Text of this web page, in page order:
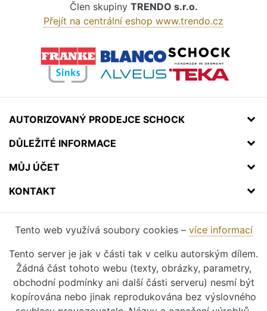
Člen skupiny TRENDO s.r.o.
Přejít na centrální eshop www.trendo.cz
AUTORIZOVANÝ PRODEJCE SCHOCK
DŮLEŽITÉ INFORMACE
MŮJ ÚČET
KONTAKT
Tento web využívá soubory cookies – více informací
Tento server je jak v části tak v celku autorským dílem.
Žádná část tohoto webu (texty, obrázky, parametry,
obchodní podmínky ani další části serveru) nesmí být
kopírována nebo jinak reprodukována bez výslovného